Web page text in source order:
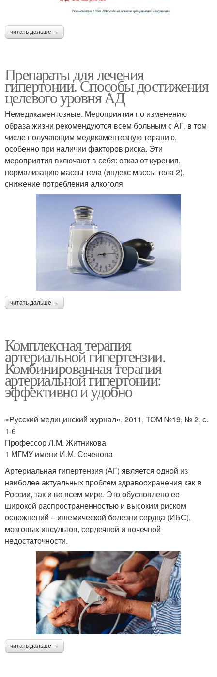
читать дальше →
Препараты для лечения
гипертонии. Способы достижения
целевого уровня АД
Немедикаментозные. Мероприятия по изменению
образа жизни рекомендуются всем больным с АГ, в том
числе получающим медикаментозную терапию,
особенно при наличии факторов риска. Эти
мероприятия включают в себя: отказ от курения,
нормализацию массы тела (индекс массы тела 2),
снижение потребления алкоголя
читать дальше →
Комплексная терапия
артериальной гипертензии.
Комбинированная терапия
артериальной гипертонии:
эффективно и удобно
«Русский медицинский журнал», 2011, ТОМ №19, № 2, с.
1-6
Профессор Л.М. Житникова
1 МГМУ имени И.М. Сеченова
Артериальная гипертензия (АГ) является одной из
наиболее актуальных проблем здравоохранения как в
России, так и во всем мире. Это обусловлено ее
широкой распространенностью и высоким риском
осложнений – ишемической болезни сердца (ИБС),
мозговых инсультов, сердечной и почечной
недостаточности.
читать дальше →